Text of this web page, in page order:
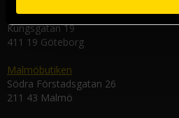
Göteborgsbutiken
Kungsgatan 19
411 19 Göteborg
Malmöbutiken
Södra Förstadsgatan 26
211 43 Malmö